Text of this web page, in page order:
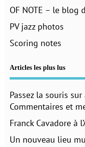
OF NOTE – le blog
PV jazz photos
Scoring notes
Articles les plus lus
Passez la souris
Commentaires et
Franck Cavadore à
Un nouveau lieu